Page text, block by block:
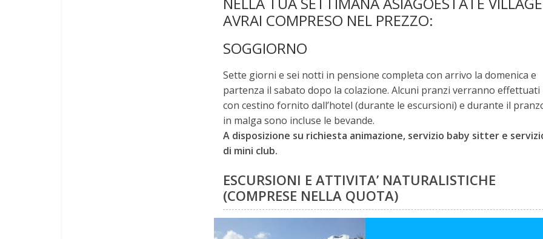
AVRAI COMPRESO NEL PREZZO:
SOGGIORNO
Sette giorni e sei notti in pensione completa con arrivo la domenica e
partenza il sabato dopo la colazione. Alcuni pranzi verranno effettuati
con cestino fornito dall’hotel (durante le escursioni) e durante il
in malga sono incluse le bevande.
A disposizione su richiesta animazione, servizio baby sitter e
di mini club.
ESCURSIONI E ATTIVITA’ NATURALISTICHE
(COMPRESE NELLA QUOTA)